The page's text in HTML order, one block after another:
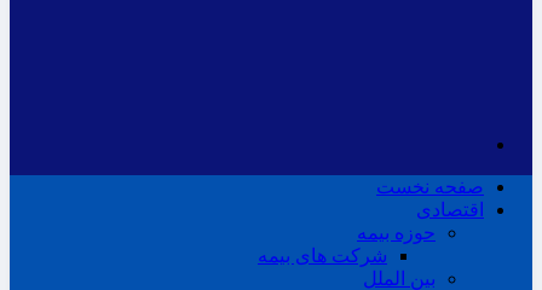
صفحه نخست
اقتصادی
حوزه بیمه
شرکت های بیمه
بین الملل